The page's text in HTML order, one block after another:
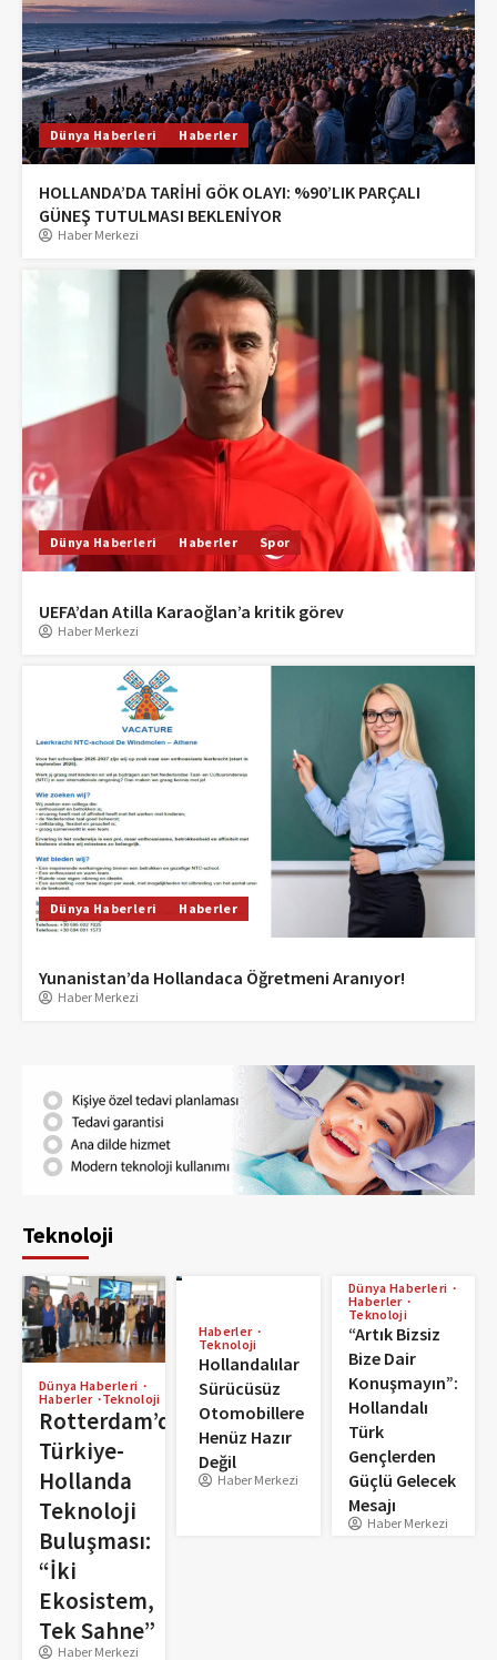
Dünya Haberleri Haberler
HOLLANDA’DA TARİHİ GÖK OLAYI: %90’LIK PARÇALI
GÜNEŞ TUTULMASI BEKLENİYOR
Haber Merkezi
Dünya Haberleri Haberler Spor
UEFA’dan Atilla Karaoğlan’a kritik görev
Haber Merkezi
Dünya Haberleri Haberler
Yunanistan’da Hollandaca Öğretmeni Aranıyor!
Haber Merkezi
Teknoloji
Dünya Haberleri
Haberler Teknoloji
Rotterdam’da
Türkiye-
Hollanda
Teknoloji
Buluşması:
“İki
Ekosistem,
Tek Sahne”
Haber Merkezi
Haberler
Teknoloji
Hollandalılar
Sürücüsüz
Otomobillere
Henüz Hazır
Değil
Haber Merkezi
Dünya Haberleri
Haberler
Teknoloji
“Artık Bizsiz
Bize Dair
Konuşmayın”:
Hollandalı
Türk
Gençlerden
Güçlü Gelecek
Mesajı
Haber Merkezi